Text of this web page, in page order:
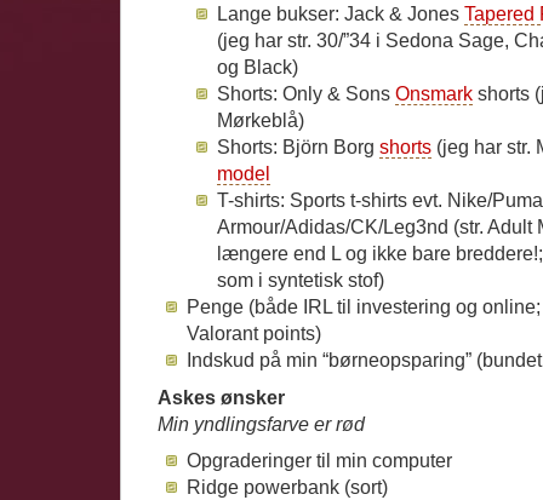
Lange bukser: Jack & Jones Tapered
(jeg har str. 30/”34 i Sedona Sage,
og Black)
Shorts: Only & Sons Onsmarkshorts
Mørkeblå)
Shorts: Björn Borg shorts(jeg har str.
model
T-shirts: Sports t-shirts evt. Nike/
Armour/Adidas/CK/Leg3nd (str. Adult
længere end L og ikke bare breddere!;
som i syntetisk stof)
Penge (både IRL til investering og
Valorant points)
Indskud på min “børneopsparing”
Askes ønsker
Min yndlingsfarve er rød
Opgraderinger til min computer
Ridge powerbank (sort)